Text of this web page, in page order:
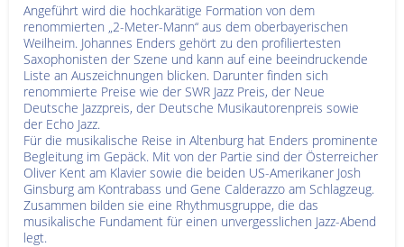
Angeführt wird die hochkarätige Formation von dem
renommierten „2-Meter-Mann“ aus dem oberbayerischen
Weilheim. Johannes Enders gehört zu den profiliertesten
Saxophonisten der Szene und kann auf eine beeindruckende
Liste an Auszeichnungen blicken. Darunter finden sich
renommierte Preise wie der SWR Jazz Preis, der Neue
Deutsche Jazzpreis, der Deutsche Musikautorenpreis sowie
der Echo Jazz.
Für die musikalische Reise in Altenburg hat Enders prominente
Begleitung im Gepäck. Mit von der Partie sind der Österreicher
Oliver Kent am Klavier sowie die beiden US-Amerikaner Josh
Ginsburg am Kontrabass und Gene Calderazzo am Schlagzeug.
Zusammen bilden sie eine Rhythmusgruppe, die das
musikalische Fundament für einen unvergesslichen Jazz-Abend
legt.